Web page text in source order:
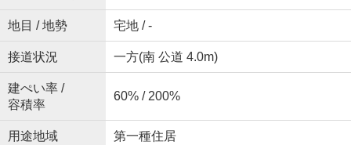
地目 / 地勢 宅地 / -
接道状況 一方(南 公道 4.0m)
建ぺい率 /
容積率
60% / 200%
用途地域 第一種住居